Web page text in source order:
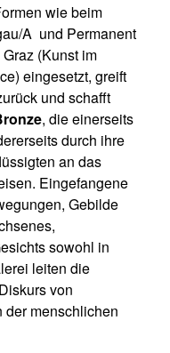
wie beim
A und Permanent
(Kunst im
eingesetzt, greift
und schafft
, die einerseits
durch ihre
an das
Eingefangene
Gebilde
sowohl in
leiten die
von
der menschlichen